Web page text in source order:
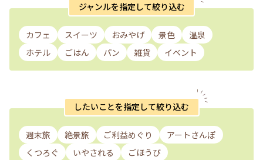
ジャンルを指定して絞り込む
カフェ スイーツ おみやげ 景色
温泉
ホテル
ごはん パン 雑貨 イベント
したいことを指定して絞り込む
週末旅 絶景旅 ご利益めぐり
アートさんぽ
くつろぐ
いやされる ごほうび